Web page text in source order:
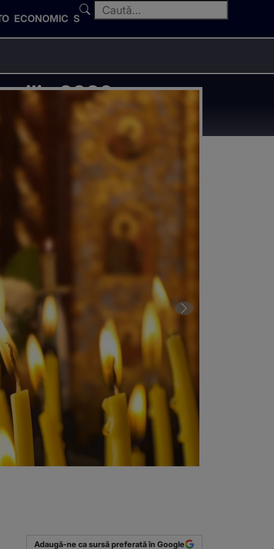
ECONOMIC SPORT
2026,
Adaugă-ne ca sursă preferată în Google